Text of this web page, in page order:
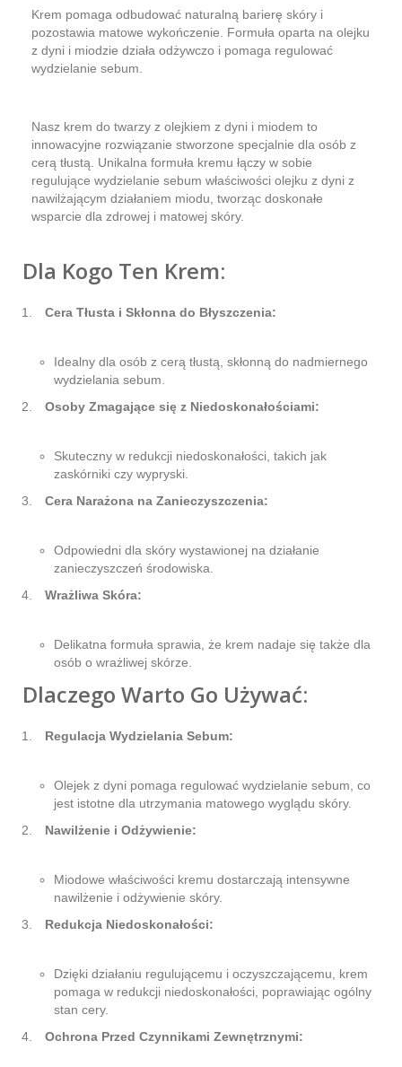
Krem pomaga odbudować naturalną barierę skóry i
pozostawia matowe wykończenie. Formuła oparta na olejku
z dyni i miodzie działa odżywczo i pomaga regulować
wydzielanie sebum.
Nasz krem do twarzy z olejkiem z dyni i miodem to
innowacyjne rozwiązanie stworzone specjalnie dla osób z
cerą tłustą. Unikalna formuła kremu łączy w sobie
regulujące wydzielanie sebum właściwości olejku z dyni z
nawilżającym działaniem miodu, tworząc doskonałe
wsparcie dla zdrowej i matowej skóry.
Dla Kogo Ten Krem:
Cera Tłusta i Skłonna do Błyszczenia:
Idealny dla osób z cerą tłustą, skłonną do nadmiernego
wydzielania sebum.
Osoby Zmagające się z Niedoskonałościami:
Skuteczny w redukcji niedoskonałości, takich jak
zaskórniki czy wypryski.
Cera Narażona na Zanieczyszczenia:
Odpowiedni dla skóry wystawionej na działanie
zanieczyszczeń środowiska.
Wrażliwa Skóra:
Delikatna formuła sprawia, że krem nadaje się także dla
osób o wrażliwej skórze.
Dlaczego Warto Go Używać:
Regulacja Wydzielania Sebum:
Olejek z dyni pomaga regulować wydzielanie sebum, co
jest istotne dla utrzymania matowego wyglądu skóry.
Nawilżenie i Odżywienie:
Miodowe właściwości kremu dostarczają intensywne
nawilżenie i odżywienie skóry.
Redukcja Niedoskonałości:
Dzięki działaniu regulującemu i oczyszczającemu, krem
pomaga w redukcji niedoskonałości, poprawiając ogólny
stan cery.
Ochrona Przed Czynnikami Zewnętrznymi: